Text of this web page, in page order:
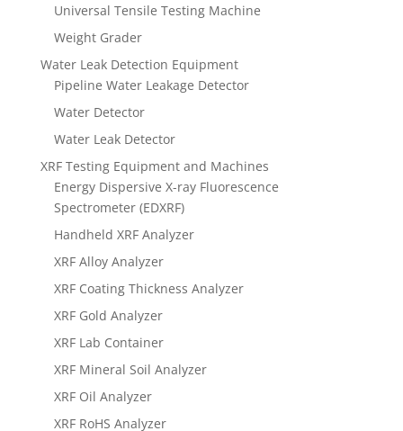
Universal Tensile Testing Machine
Weight Grader
Water Leak Detection Equipment
Pipeline Water Leakage Detector
Water Detector
Water Leak Detector
XRF Testing Equipment and Machines
Energy Dispersive X-ray Fluorescence
Spectrometer (EDXRF)
Handheld XRF Analyzer
XRF Alloy Analyzer
XRF Coating Thickness Analyzer
XRF Gold Analyzer
XRF Lab Container
XRF Mineral Soil Analyzer
XRF Oil Analyzer
XRF RoHS Analyzer